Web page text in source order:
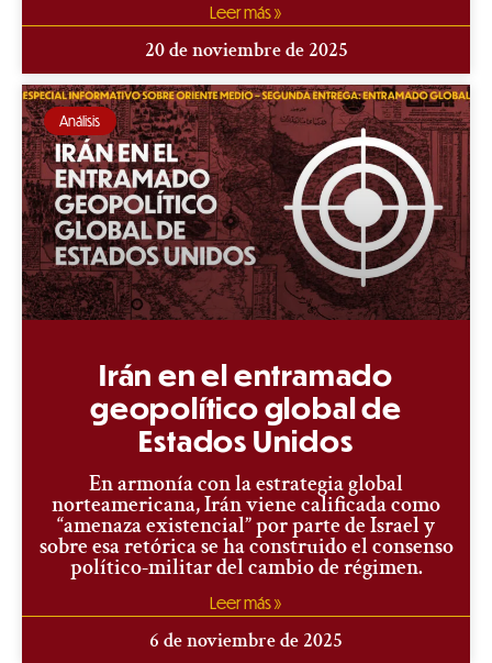
Leer más »
20 de noviembre de 2025
Análisis
Irán en el entramado
geopolítico global de
Estados Unidos
En armonía con la estrategia global
norteamericana, Irán viene calificada como
“amenaza existencial” por parte de Israel y
sobre esa retórica se ha construido el consenso
político-militar del cambio de régimen.
Leer más »
6 de noviembre de 2025